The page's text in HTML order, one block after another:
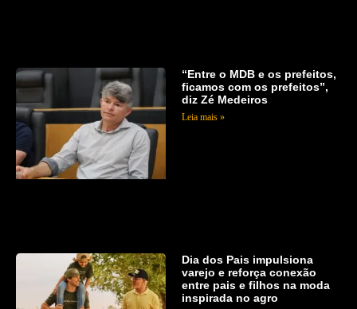
“Entre o MDB e os prefeitos,
ficamos com os prefeitos”,
diz Zé Medeiros
Leia mais »
Dia dos Pais impulsiona
varejo e reforça conexão
entre pais e filhos na moda
inspirada no agro